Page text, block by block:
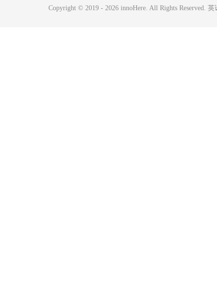
Copyright © 2019 - 2026 innoHere. All Rights Reserved.